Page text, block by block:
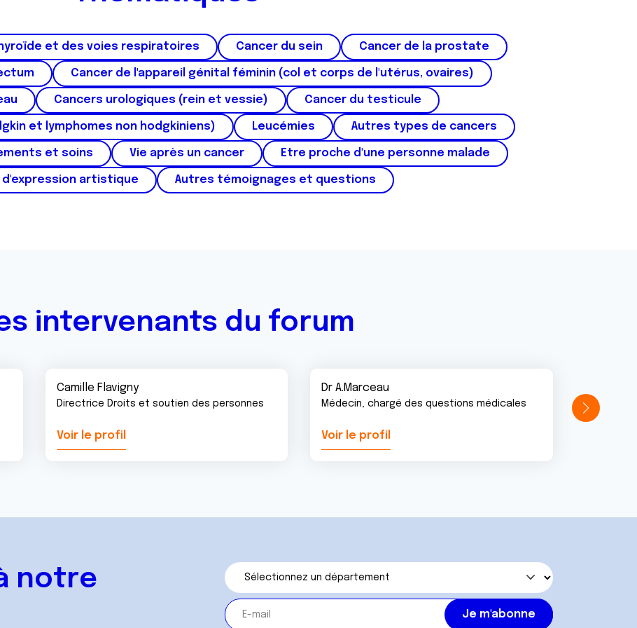
et des voies respiratoires Cancer du sein Cancer de la prostate
Cancer de l'appareil génital féminin (col et corps de l'utérus, ovaires)
Cancers urologiques (rein et vessie) Cancer du testicule
et lymphomes non hodgkiniens) Leucémies Autres types de cancers
et soins Vie après un cancer Etre proche d'une personne malade
d'expression artistique Autres témoignages et questions
intervenants du forum
Camille Flavigny
Directrice Droits et soutien des personnes
Voir le profil
Dr A.Marceau
Médecin, chargé des questions médicales
Voir le profil
notre